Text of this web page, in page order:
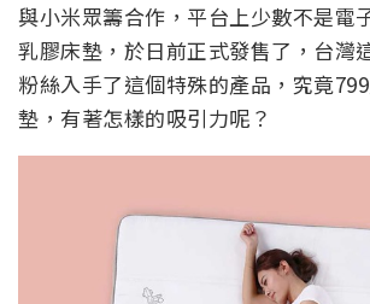
與小米眾籌合作，平台上少數不是電
乳膠床墊，於日前正式發售了，台灣
粉絲入手了這個特殊的產品，究竟
墊，有著怎樣的吸引力呢？